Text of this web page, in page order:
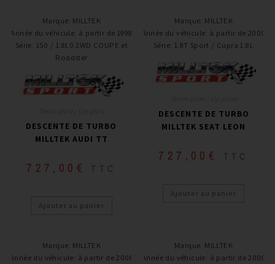
Marque: MILLTEK
Année du véhicule: à partir de 1998
Série: 150 / 1.8L0 2WD COUPE et
Roadster
DESCENTE DE TURBO
MILLTEK AUDI TT
727,00 € TTC
Ajouter au panier
Marque: MILLTEK
Année du véhicule: à partir de 2000
Série: 1.8T Sport / Cupra 1.8L
DESCENTE DE TURBO
MILLTEK SEAT LEON
727,00 € TTC
Ajouter au panier
Marque: MILLTEK
Année du véhicule: à partir de 2008
Marque: MILLTEK
Année du véhicule: à partir de 2008